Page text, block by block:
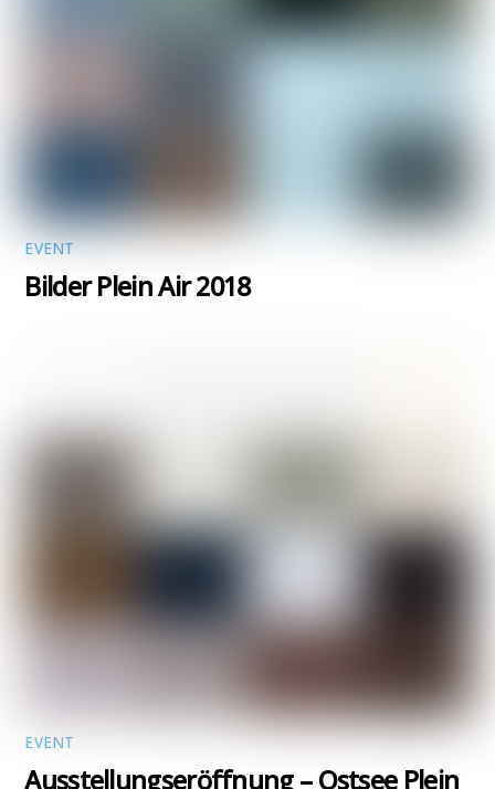
EVENT
Bilder Plein Air 2018
EVENT
Ausstellungseröffnung – Ostsee Plein